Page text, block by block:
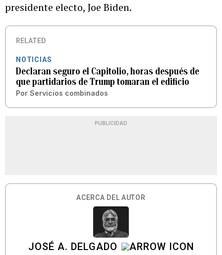
presidente electo, Joe Biden.
RELATED
NOTICIAS
Declaran seguro el Capitolio, horas después de
que partidarios de Trump tomaran el edificio
Por Servicios combinados
PUBLICIDAD
ACERCA DEL AUTOR
JOSÉ A. DELGADO